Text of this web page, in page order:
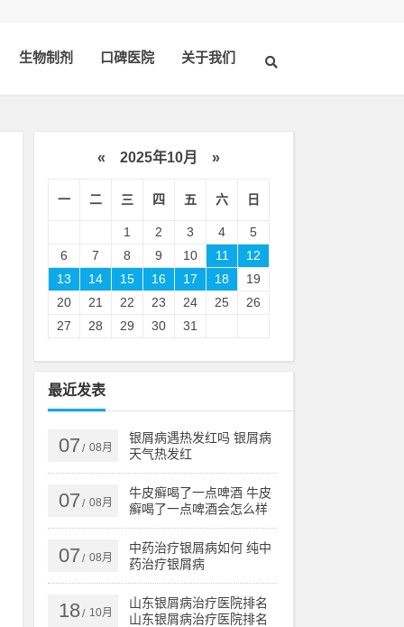
生物制剂 口碑医院 关于我们
« 2025年10月 »
一 二 三 四 五 六 日
1 2 3 4
5
6
7 8 9 10 11
12
13
14 15 16 17 18
19
20
21 22 23 24 25
26
27
28 29 30 31
最近发表
07 / 08月
银屑病遇热发红吗 银屑病
天气热发红
07 / 08月
牛皮癣喝了一点啤酒 牛皮
癣喝了一点啤酒会怎么样
07 / 08月
中药治疗银屑病如何 纯中
药治疗银屑病
18/ 10月
山东银屑病治疗医院排名
山东银屑病治疗医院排名